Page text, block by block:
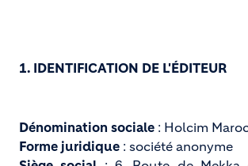
1. IDENTIFICATION DE L'ÉDITEUR
Dénomination sociale : Holcim
Forme juridique : société anonyme